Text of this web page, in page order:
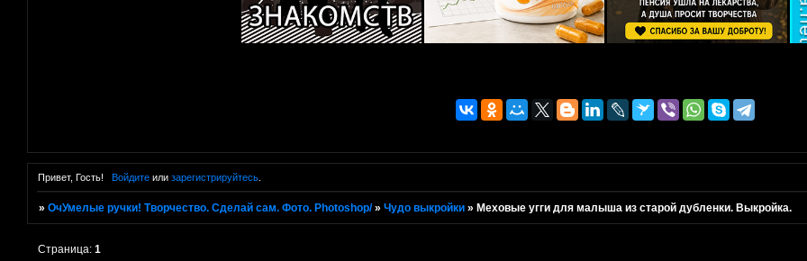
Привет, Гость! Войдитеили зарегистрируйтесь.
»ОчУмелые ручки! Творчество. Сделай сам. Фото. Photoshop/ »Чудо выкройки » Меховые угги для малыша из старой дубленки. Выкройка.
Страница:1